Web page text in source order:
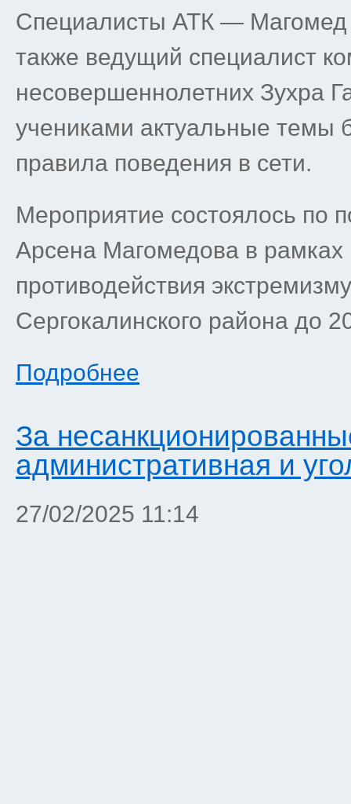
Специалисты АТК —
также ведущий специалист
несовершеннолетних Зухра
учениками актуальные темы
правила поведения в сети.
Мероприятие состоялось по
Арсена Магомедова в рамках
противодействия
Сергокалинского района до
Подробнее
За
административная и
27/02/2025 11:14